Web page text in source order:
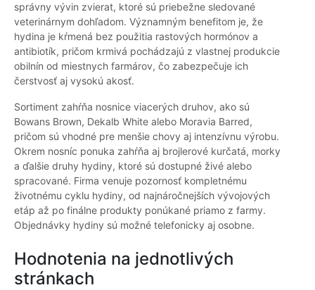
správny vývin zvierat, ktoré sú priebežne sledované
veterinárnym dohľadom. Významným benefitom je, že
hydina je kŕmená bez použitia rastových hormónov a
antibiotík, pričom krmivá pochádzajú z vlastnej produkcie
obilnín od miestnych farmárov, čo zabezpečuje ich
čerstvosť aj vysokú akosť.
Sortiment zahŕňa nosnice viacerých druhov, ako sú
Bowans Brown, Dekalb White alebo Moravia Barred,
pričom sú vhodné pre menšie chovy aj intenzívnu výrobu.
Okrem nosníc ponuka zahŕňa aj brojlerové kurčatá, morky
a ďalšie druhy hydiny, ktoré sú dostupné živé alebo
spracované. Firma venuje pozornosť kompletnému
životnému cyklu hydiny, od najnáročnejších vývojových
etáp až po finálne produkty ponúkané priamo z farmy.
Objednávky hydiny sú možné telefonicky aj osobne.
Hodnotenia na jednotlivých
stránkach